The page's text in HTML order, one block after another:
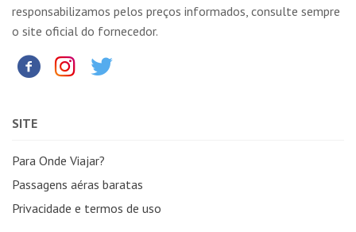
responsabilizamos pelos preços informados, consulte sempre
o site oficial do fornecedor.
SITE
Para Onde Viajar?
Passagens aéras baratas
Privacidade e termos de uso